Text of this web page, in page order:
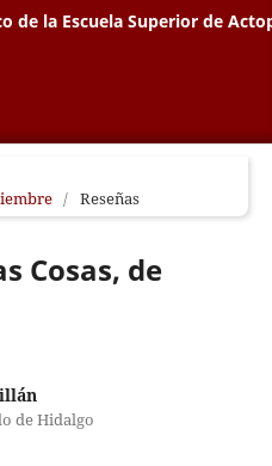
de la Escuela Superior de
/ Reseñas
Cosas, de
de Hidalgo